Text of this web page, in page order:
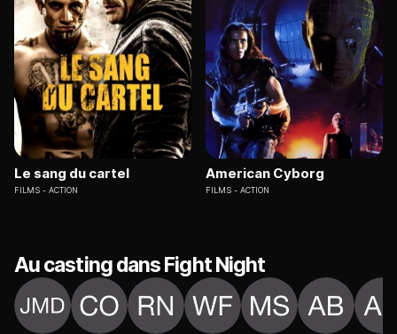
Le sang du cartel
FILMS ACTION
American Cyborg
FILMS ACTION
Au casting dans Fight Night